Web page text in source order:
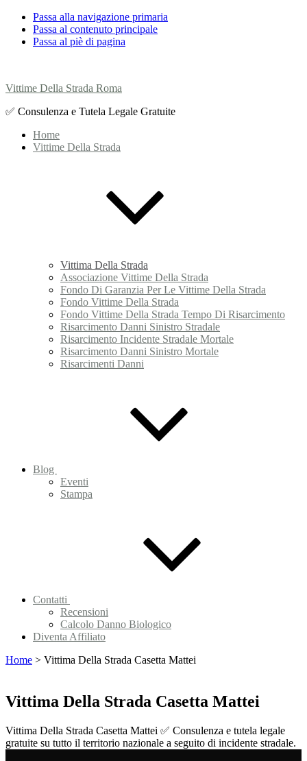
Passa alla navigazione primaria
Passa al contenuto principale
Passa al piè di pagina
Vittime Della Strada Roma
✅ Consulenza e Tutela Legale Gratuite
Home
Vittime Della Strada
Vittima Della Strada
Associazione Vittime Della Strada
Fondo Di Garanzia Per Le Vittime Della Strada
Fondo Vittime Della Strada
Fondo Vittime Della Strada Tempo Di Risarcimento
Risarcimento Danni Sinistro Stradale
Risarcimento Incidente Stradale Mortale
Risarcimento Danni Sinistro Mortale
Risarcimenti Danni
Blog
Eventi
Stampa
Contatti
Recensioni
Calcolo Danno Biologico
Diventa Affiliato
Home > Vittima Della Strada Casetta Mattei
Vittima Della Strada Casetta Mattei
Vittima Della Strada Casetta Mattei ✅ Consulenza e tutela legale
gratuite su tutto il territorio nazionale a seguito di incidente stradale.